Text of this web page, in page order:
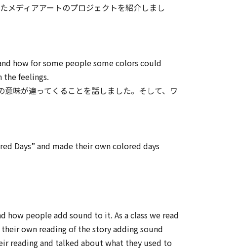
メディアアートのプロジェクトを紹介しまし
how for some people some colors could
the feelings.
味が違ってくることを話しました。そして、ワ
Days” and made their own colored days
people add sound to it. As a class we read
own reading of the story adding sound
reading and talked about what they used to